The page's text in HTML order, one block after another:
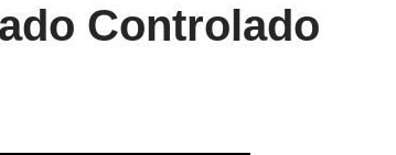
Controlado